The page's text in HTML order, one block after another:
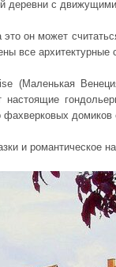
деревни с
он может
все архитектурные
(Маленькая
и романтическое